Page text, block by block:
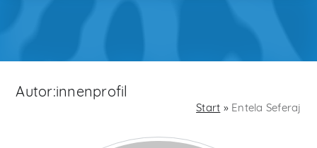
Autor:innenprofil
Start » Entela Seferaj